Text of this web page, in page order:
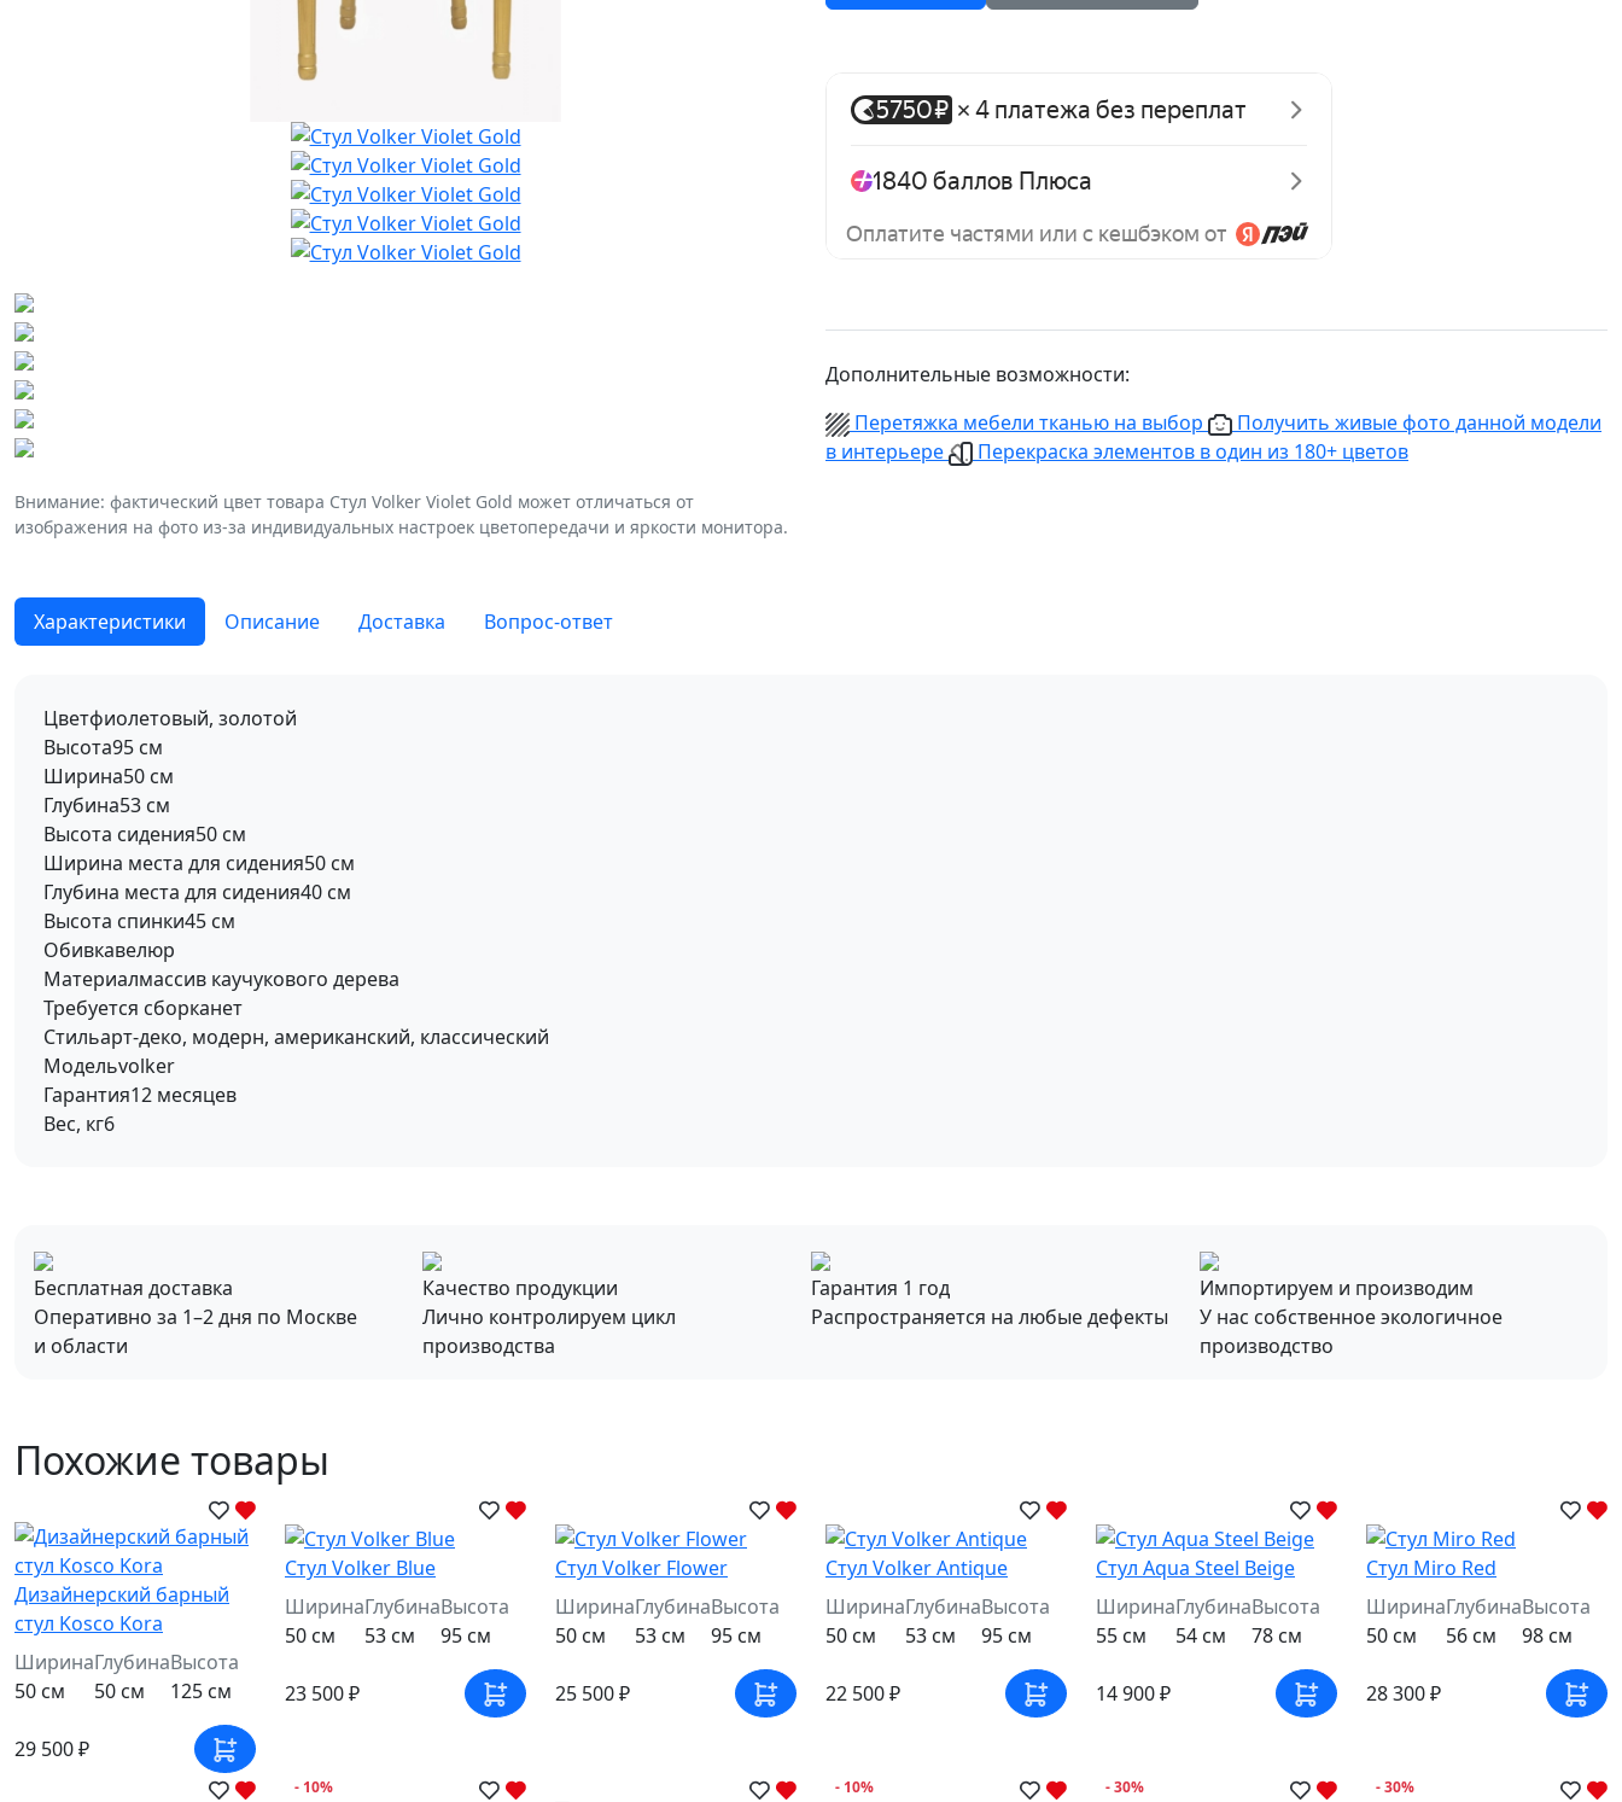
Внимание: фактический цвет товара Стул Volker Violet Gold может отличаться от
изображения на фото из-за индивидуальных настроек цветопередачи и яркости монитора.
Дополнительные возможности:
Перетяжка мебели тканью на выбор
Получить живые фото данной модели
в интерьере
Перекраска элементов в один из 180+ цветов
Характеристики Описание Доставка Вопрос-ответ
Цветфиолетовый, золотой
Высота95 см
Ширина50 см
Глубина53 см
Высота сидения50 см
Ширина места для сидения50 см
Глубина места для сидения40 см
Высота спинки45 см
Обивкавелюр
Материалмассив каучукового дерева
Требуется сборканет
Стильарт-деко, модерн, американский, классический
Модельvolker
Гарантия12 месяцев
Вес, кг6
Бесплатная доставка
Оперативно за 1–2 дня по Москве
и области
Качество продукции
Лично контролируем цикл
производства
Гарантия 1 год
Распространяется на любые дефекты
Импортируем и производим
У нас собственное экологичное
производство
Похожие товары
Дизайнерский барный
стул Kosco Kora
Ширина
50 см
Глубина
50 см
Высота
125 см
29 500 ₽
Стул Volker Blue
Ширина
50 см
Глубина
53 см
Высота
95 см
23 500 ₽
Стул Volker Flower
Ширина
50 см
Глубина
53 см
Высота
95 см
25 500 ₽
Стул Volker Antique
Ширина
50 см
Глубина
53 см
Высота
95 см
22 500 ₽
Стул Aqua Steel Beige
Ширина
55 см
Глубина
54 см
Высота
78 см
14 900 ₽
Стул Miro Red
Ширина
50 см
Глубина
56 см
Высота
98 см
28 300 ₽
- 10% - 10% - 30% - 30%